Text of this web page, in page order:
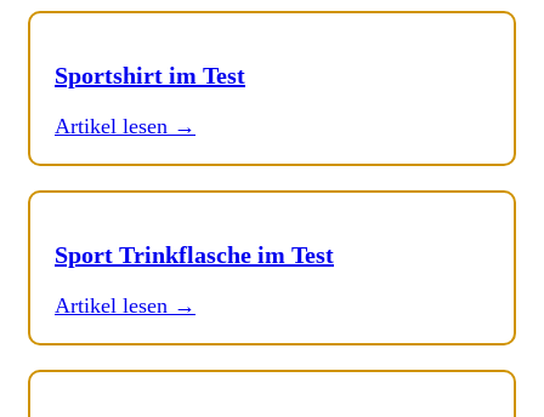
Sportshirt im Test
Artikel lesen →
Sport Trinkflasche im Test
Artikel lesen →